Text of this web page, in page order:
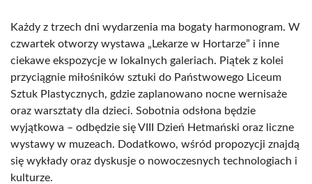
Każdy z trzech dni wydarzenia ma bogaty harmonogram. W
czwartek otworzy wystawa „Lekarze w Hortarze” i inne
ciekawe ekspozycje w lokalnych galeriach. Piątek z kolei
przyciągnie miłośników sztuki do Państwowego Liceum
Sztuk Plastycznych, gdzie zaplanowano nocne wernisaże
oraz warsztaty dla dzieci. Sobotnia odsłona będzie
wyjątkowa – odbędzie się VIII Dzień Hetmański oraz liczne
wystawy w muzeach. Dodatkowo, wśród propozycji znajdą
się wykłady oraz dyskusje o nowoczesnych technologiach i
kulturze.